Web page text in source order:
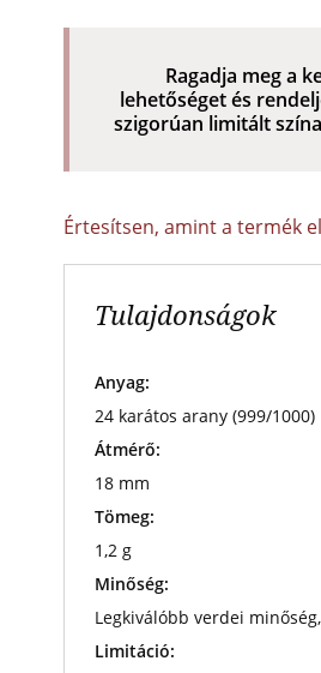
Ragadja meg a
lehetőséget és
szigorúan limitált
Értesítsen, amint a termék
Tulajdonságok
Anyag:
24 karátos arany (999/1000)
Átmérő:
18 mm
Tömeg:
1,2 g
Minőség:
Legkiválóbb verdei
Limitáció: